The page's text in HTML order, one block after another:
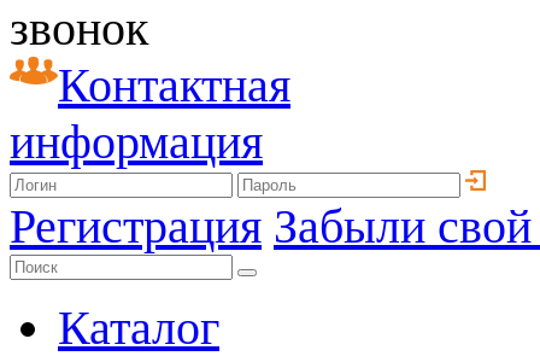
звонок
Контактная
информация
Регистрация Забыли
Каталог